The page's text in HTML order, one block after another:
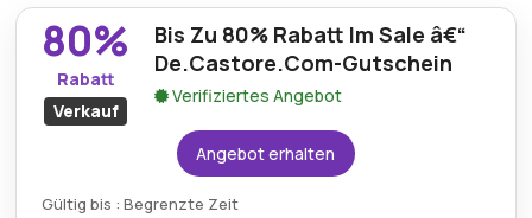
80%
Rabatt
Verkauf
Bis Zu 80% Rabatt Im Sale â€“
De.Castore.Com-Gutschein
Verifiziertes Angebot
Angebot erhalten
Gültig bis : Begrenzte Zeit